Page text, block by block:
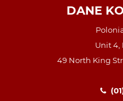
DANE
Unit 4,
49 North King